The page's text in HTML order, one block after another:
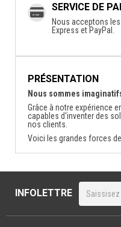
SERVICE DE
Nous acceptons
Express et PayPal.
PRÉSENTATION
Nous sommes
Grâce à notre expérience
capables d'inventer des
nos clients.
Voici les grandes forces
INFOLETTRE